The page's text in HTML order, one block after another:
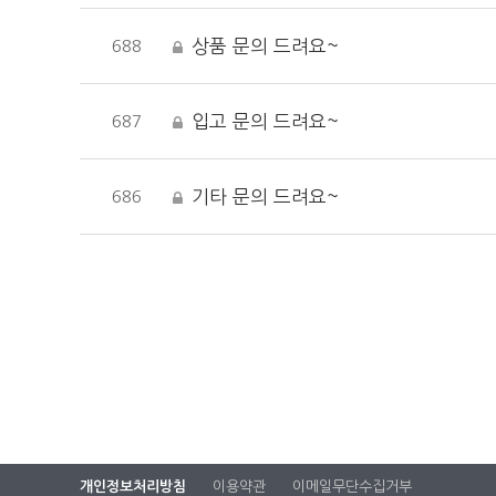
688 상품 문의 드려요~
687 입고 문의 드려요~
686 기타 문의 드려요~
개인정보처리방침 이용약관 이메일무단수집거부